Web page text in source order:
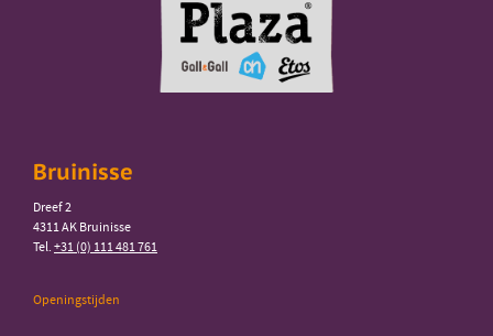
Bruinisse
Dreef 2
4311 AK Bruinisse
Tel.+31 (0) 111 481 761
Openingstijden